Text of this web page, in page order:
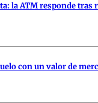
la ATM responde tras
con un valor de